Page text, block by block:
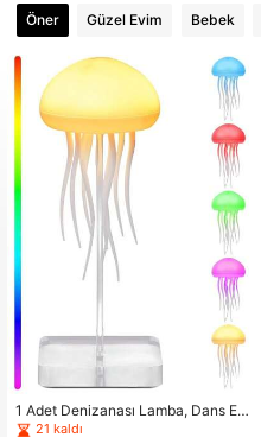
Öner Güzel Evim Bebek
1 Adet Denizanası Lamba, Dans Ed
en Ayaklı Akrilik Tabanlı, Ses Kontro
21 kaldı